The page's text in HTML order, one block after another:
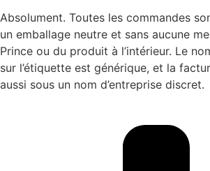
Absolument. Toutes les commandes
un emballage neutre et sans aucune
Prince ou du produit à l’intérieur. Le
sur l’étiquette est générique, et la
aussi sous un nom d’entreprise discret.